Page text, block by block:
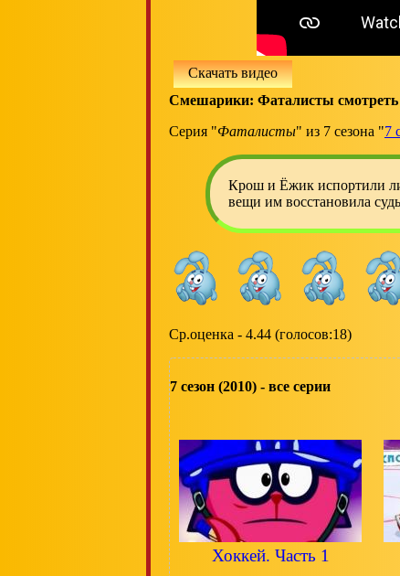
Скачать видео
Смешарики: Фаталисты смотреть
Серия "Фаталисты" из 7 сезона "7
Крош и Ёжик испортили
вещи им восстановила
Ср.оценка - 4.44 (голосов:18)
7 сезон (2010) - все серии
Хоккей. Часть 1